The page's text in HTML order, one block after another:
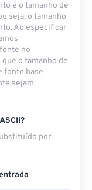
é o tamanho de
seja, o tamanho
Ao especificar
no
o tamanho de
fonte base
sejam
por